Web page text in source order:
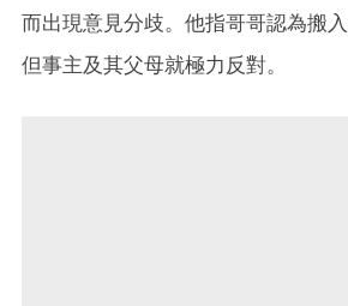
而出現意見分歧。他指哥哥認為搬
但事主及其父母就極力反對。